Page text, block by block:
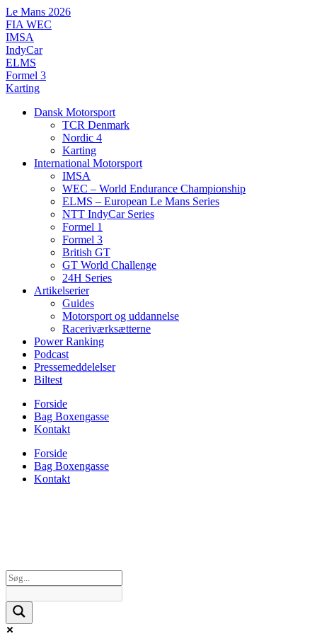
Videre
til
indhold
Le Mans 2026
FIA WEC
IMSA
IndyCar
ELMS
Formel 3
Karting
Dansk Motorsport
TCR Denmark
Nordic 4
Karting
International Motorsport
IMSA
WEC – World Endurance Championship
ELMS – European Le Mans Series
NTT IndyCar Series
Formel 1
Formel 3
British GT
GT World Challenge
24H Series
Artikelserier
Guides
Motorsport og uddannelse
Raceriværksætterne
Power Ranking
Podcast
Pressemeddelelser
Biltest
Forside
Bag Boxengasse
Kontakt
Forside
Bag Boxengasse
Kontakt